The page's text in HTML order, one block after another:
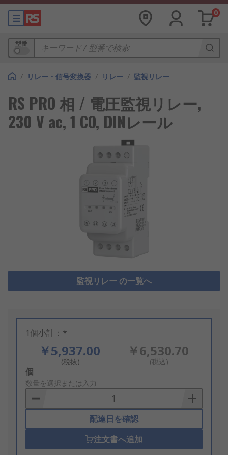
0
型番
/ リレー・信号変換器 / リレー / 監視リレー
RS PRO 相 / 電圧監視リレー,
230 V ac, 1 CO, DINレール
監視リレー の一覧へ
1個小計：*
￥5,937.00
(税抜)
￥6,530.70
(税込)
Add
to
Basket
個
数量を選択または入力
配達日を確認
注文書へ追加